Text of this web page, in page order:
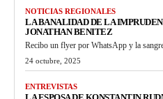
NOTICIAS REGIONALES
LA BANALIDAD DE LA
JONATHAN BENITEZ
Recibo un flyer por WhatsApp y la
24 octubre, 2025
ENTREVISTAS